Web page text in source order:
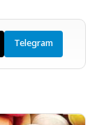
Telegram